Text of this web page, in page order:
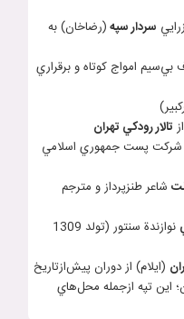
سردار سپه(رضاخان) به
امواج کوتاه و برقراري
تالار رودکي تهران
شرکت پست جمهوري اسلامي
شاعر طنزپرداز و مترجم
نوازندة سنتور (تولد 1309
(ايلام) از دوران پيش‌ازتاريخ
ايران؛ اين تپه ازجمله محل‌هاي